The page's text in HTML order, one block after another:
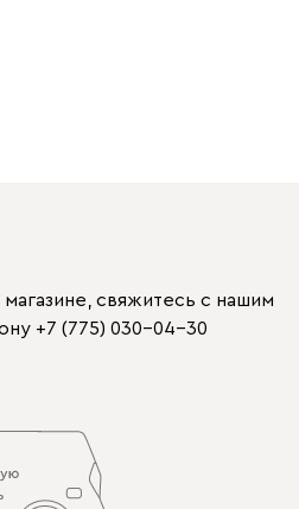
свяжитесь с нашим
+7 (775) 030-04-30